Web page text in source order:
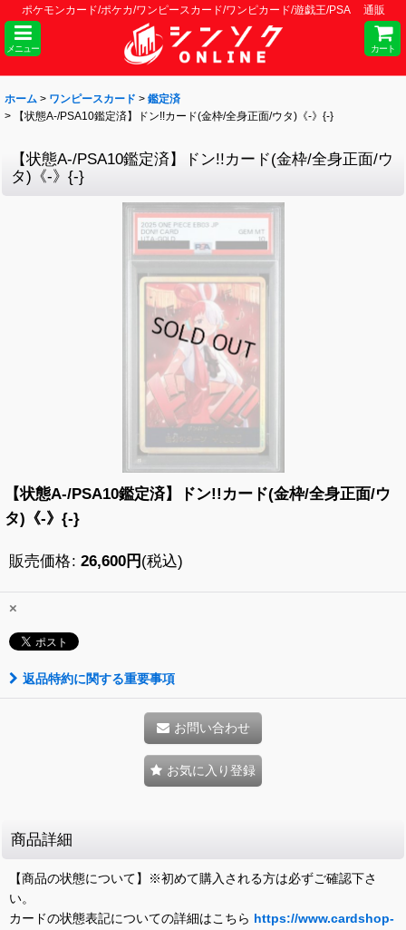
ポケモンカード/ポケカ/ワンピースカード/ワンピカード/遊戯王/PSA 通販
メニュー カート
ホーム > ワンピースカード > 鑑定済
>
【状態A-/PSA10鑑定済】ドン!!カード(金枠/全身正面/ウタ)《-》{-}
【状態A-/PSA10鑑定済】ドン!!カード(金枠/全身正面/ウ
タ)《-》{-}
【状態A-/PSA10鑑定済】ドン!!カード(金枠/全身正面/ウ
タ)《-》{-}
販売価格: 26,600円 (税込)
×
返品特約に関する重要事項
お問い合わせ
お気に入り登録
商品詳細
【商品の状態について】※初めて購入される方は必ずご確認下さ
い。
カードの状態表記についての詳細はこちら https://www.cardshop-